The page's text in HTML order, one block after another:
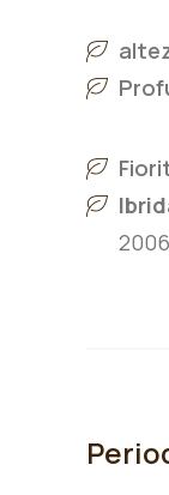
2006